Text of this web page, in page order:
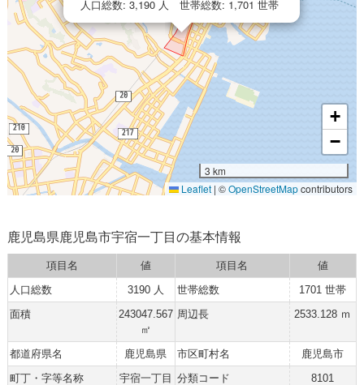
人口総数: 3,190 人 世帯総数: 1,701 世帯
+
−
3 km
Leaflet | ©OpenStreetMapcontributors
鹿児島県鹿児島市宇宿一丁目の基本情報
項目名 値 項目名
値
人口総数
3190 人 世帯総数
1701 世帯
面積
243047.567
㎡
周辺長 2533.128 ｍ
都道府県名 鹿児島県 市区町村名
鹿児島市
町丁・字等名称
宇宿一丁目 分類コード
8101